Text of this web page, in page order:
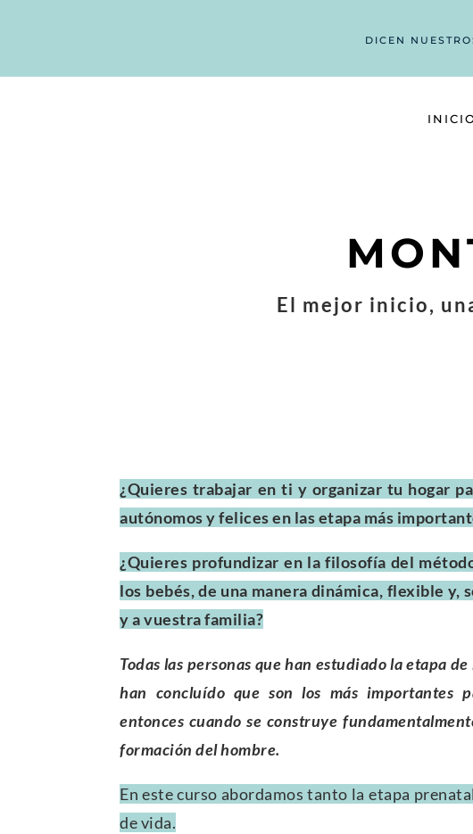
DICEN
El mejor inicio,
¿Quieres trabajar en ti y organizar tu hogar
autónomos y felices en las etapa más
¿Quieres profundizar en la filosofía del
los bebés, de una manera dinámica, flexible y,
y a vuestra familia?
Todas las personas que han estudiado la etapa
han concluído que son los más importantes
entonces cuando se construye
formación del hombre.
En este curso abordamos tanto la etapa
de vida.